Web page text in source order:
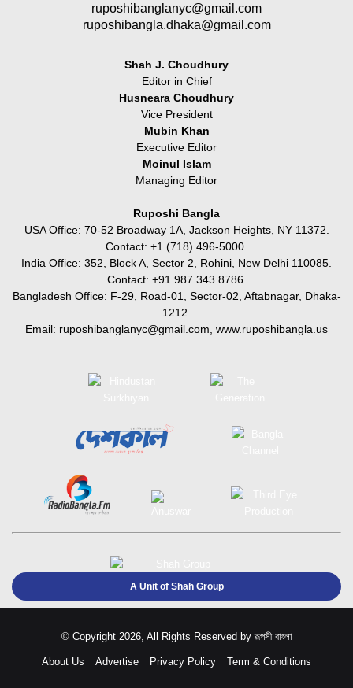
ruposhibanglanyc@gmail.com
ruposhibangla.dhaka@gmail.com
Shah J. Choudhury
Editor in Chief
Husneara Choudhury
Vice President
Mubin Khan
Executive Editor
Moinul Islam
Managing Editor
Ruposhi Bangla
USA Office: 70-52 Broadway 1A, Jackson Heights, NY 11372.
Contact:‭ +1 (718) 496-5000.
India Office: 352, Block A, Sector 2, Rohini, New Delhi 110085.
Contact: +91 987 343 8786.
Bangladesh Office: F-29, Road-01, Sector-02, Aftabnagar, Dhaka-
1212.
Email: ruposhibanglanyc@gmail.com , www.ruposhibangla.us
A Unit of Shah Group
© Copyright 2026, All Rights Reserved byরূপসী বাংলা
About Us Advertise Privacy Policy Term & Conditions